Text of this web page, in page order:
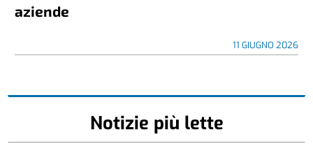
aziende
11 GIUGNO 2026
Notizie più lette